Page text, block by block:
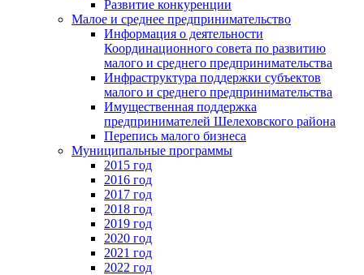
Развитие конкуренции
Малое и среднее предпринимательство
Информация о деятельности
Координационного совета по развитию
малого и среднего предпринимательства
Инфраструктура поддержки субъектов
малого и среднего предпринимательства
Имущественная поддержка
предпринимателей Шелеховского района
Перепись малого бизнеса
Муниципальные программы
2015 год
2016 год
2017 год
2018 год
2019 год
2020 год
2021 год
2022 год